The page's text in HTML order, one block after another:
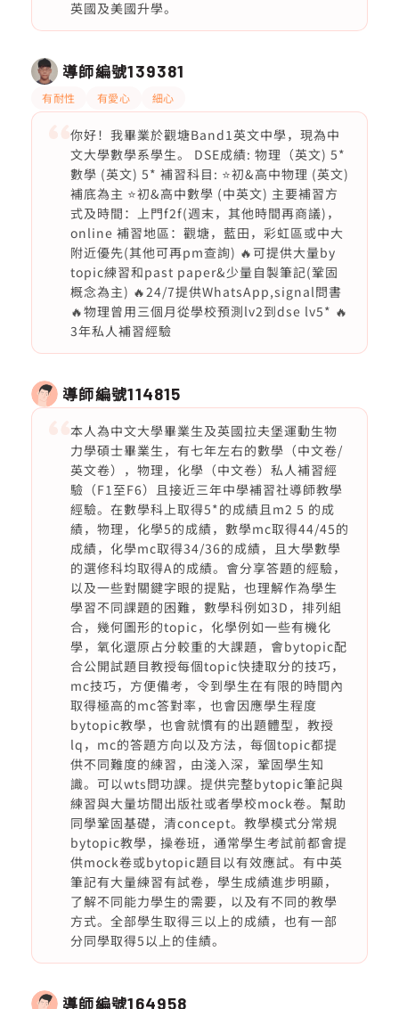
英國及美國升學。
導師編號139381
有耐性 有愛心 細心
你好！我畢業於觀塘Band1英文中學，現為中
文大學數學系學生。 DSE成績: 物理（英文) 5*
數學 (英文) 5* 補習科目: ⭐️初&高中物理 (英文)
補底為主 ⭐️初&高中數學 (中英文) 主要補習方
式及時間：上門f2f(週末，其他時間再商議)，
online 補習地區：觀塘，藍田，彩虹區或中大
附近優先(其他可再pm查詢) 🔥可提供大量by
topic練習和past paper&少量自製筆記(鞏固
概念為主) 🔥24/7提供WhatsApp,signal問書
🔥物理曾用三個月從學校預測lv2到dse lv5* 🔥
3年私人補習經驗
導師編號114815
本人為中文大學畢業生及英國拉夫堡運動生物
力學碩士畢業生，有七年左右的數學（中文卷/
英文卷），物理，化學（中文卷）私人補習經
驗（F1至F6）且接近三年中學補習社導師教學
經驗。在數學科上取得5*的成績且m2 5 的成
績，物理，化學5的成績，數學mc取得44/45的
成績，化學mc取得34/36的成績，且大學數學
的選修科均取得A的成績。會分享答題的經驗，
以及一些對關鍵字眼的提點，也理解作為學生
學習不同課題的困難，數學科例如3D，排列組
合，幾何圖形的topic，化學例如一些有機化
學，氧化還原占分較重的大課題，會bytopic配
合公開試題目教授每個topic快捷取分的技巧，
mc技巧，方便備考，令到學生在有限的時間內
取得極高的mc答對率，也會因應學生程度
bytopic教學，也會就慣有的出題體型，教授
lq，mc的答題方向以及方法，每個topic都提
供不同難度的練習，由淺入深，鞏固學生知
識。可以wts問功課。提供完整bytopic筆記與
練習與大量坊間出版社或者學校mock卷。幫助
同學鞏固基礎，清concept。教學模式分常規
bytopic教學，操卷班，通常學生考試前都會提
供mock卷或bytopic題目以有效應試。有中英
筆記有大量練習有試卷，學生成績進步明顯，
了解不同能力學生的需要，以及有不同的教學
方式。全部學生取得三以上的成績，也有一部
分同學取得5以上的佳績。
導師編號164958